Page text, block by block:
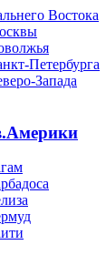
Востока
Петербурга
Запада